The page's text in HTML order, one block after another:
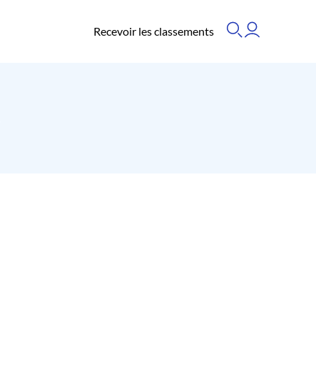
Recevoir les classements